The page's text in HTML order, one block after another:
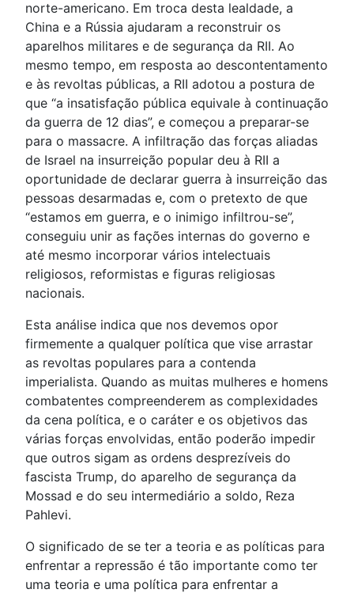
norte-americano. Em troca desta lealdade, a
China e a Rússia ajudaram a reconstruir os
aparelhos militares e de segurança da RII. Ao
mesmo tempo, em resposta ao descontentamento
e às revoltas públicas, a RII adotou a postura de
que “a insatisfação pública equivale à continuação
da guerra de 12 dias”, e começou a preparar-se
para o massacre. A infiltração das forças aliadas
de Israel na insurreição popular deu à RII a
oportunidade de declarar guerra à insurreição das
pessoas desarmadas e, com o pretexto de que
“estamos em guerra, e o inimigo infiltrou-se”,
conseguiu unir as fações internas do governo e
até mesmo incorporar vários intelectuais
religiosos, reformistas e figuras religiosas
nacionais.
Esta análise indica que nos devemos opor
firmemente a qualquer política que vise arrastar
as revoltas populares para a contenda
imperialista. Quando as muitas mulheres e homens
combatentes compreenderem as complexidades
da cena política, e o caráter e os objetivos das
várias forças envolvidas, então poderão impedir
que outros sigam as ordens desprezíveis do
fascista Trump, do aparelho de segurança da
Mossad e do seu intermediário a soldo, Reza
Pahlevi.
O significado de se ter a teoria e as políticas para
enfrentar a repressão é tão importante como ter
uma teoria e uma política para enfrentar a